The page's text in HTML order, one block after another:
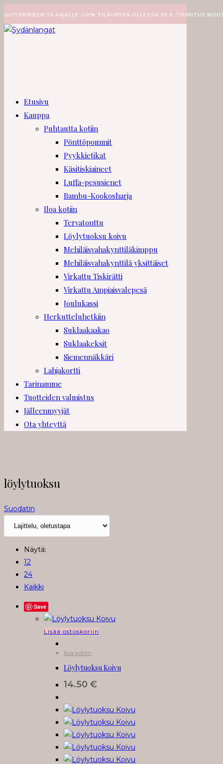
suoraan
sisältöön
UUTISKIRJEEN TILAAJALLE -10% TILAUKSEN OLLESSA 30 €. TOIMITUS
Etusivu
Kauppa
Puhtautta kotiin
Pönttöpommit
Pyykkietikat
Käsitiskiaineet
Luffa-pesusienet
Bambu-Kookosharja
Iloa kotiin
Tervatonttu
Löylytuoksu koivu
Mehiläisvahakynttiläkimppu
Mehiläisvahakynttilä yksittäiset
Virkattu Tiskirätti
Virkattu Ampiaisvalepesä
Joulukassi
Herkutteluhetkiin
Suklaakaakao
Suklaakeksit
Siemennäkkäri
Lahjakortti
Tarinamme
Tuotteiden valmistus
Jälleenmyyjät
Ota yhteyttä
löylytuoksu
Suodatin
Näytä:
12
24
Kaikki
Save
Lisää ostoskoriin
Iloa kotiin
Löylytuoksu Koivu
14.50 €